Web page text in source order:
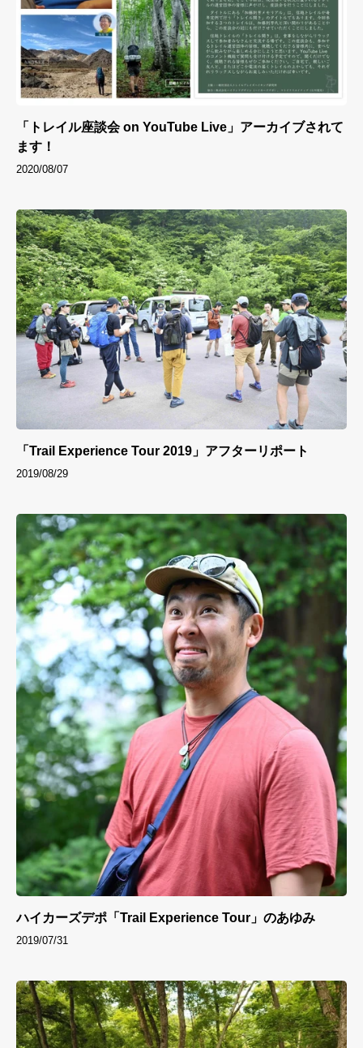
「トレイル座談会 on YouTube Live」アーカイブされて
ます！
2020/08/07
「Trail Experience Tour 2019」アフターリポート
2019/08/29
ハイカーズデポ「Trail Experience Tour」のあゆみ
2019/07/31